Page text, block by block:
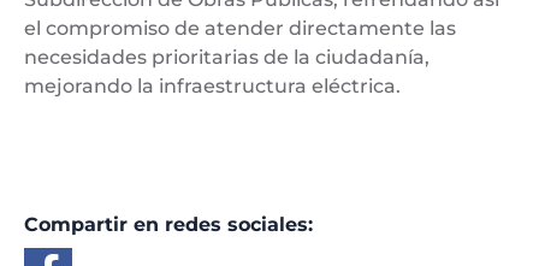
el compromiso de atender directamente las
necesidades prioritarias de la ciudadanía,
mejorando la infraestructura eléctrica.
Compartir en redes sociales: